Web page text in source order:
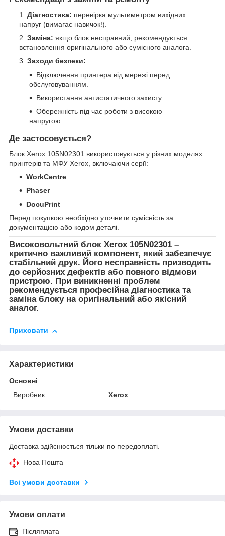
Діагностика: перевірка мультиметром вихідних
напруг (вимагає навичок!).
Заміна: якщо блок несправний, рекомендується
встановлення оригінального або сумісного аналога.
Заходи безпеки:
Відключення принтера від мережі перед
обслуговуванням.
Використання антистатичного захисту.
Обережність під час роботи з високою
напругою.
Де застосовується?
Блок Xerox 105N02301 використовується у різних моделях
принтерів та МФУ Xerox, включаючи серії:
WorkCentre
Phaser
DocuPrint
Перед покупкою необхідно уточнити сумісність за
документацією або кодом деталі.
Високовольтний блок Xerox 105N02301 –
критично важливий компонент, який забезпечує
стабільний друк. Його несправність призводить
до серйозних дефектів або повного відмови
пристрою. При виникненні проблем
рекомендується професійна діагностика та
заміна блоку на оригінальний або якісний
аналог.
Приховати
Характеристики
Основні
Виробник
Xerox
Умови доставки
Доставка здійснюється тільки по передоплаті.
Нова Пошта
Всі умови доставки
Умови оплати
Післяплата